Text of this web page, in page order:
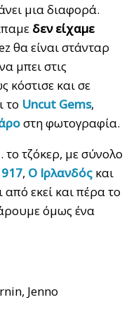
μια διαφορά.
δεν είχαμε
θα είναι στάνταρ
μπει στις
κόστισε και σε
το Uncut Gems,
στη φωτογραφία.
τζόκερ, με σύνολο
, Ο Ιρλανδός και
από εκεί και πέρα το
όμως ένα
Jenno